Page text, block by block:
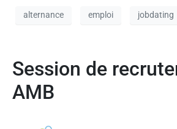
alternance emploi jobdating
Session de
AMB